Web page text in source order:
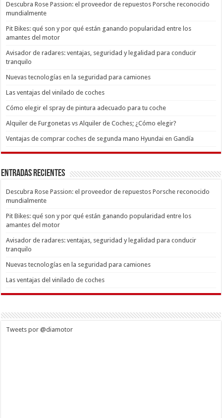
Descubra Rose Passion: el proveedor de repuestos Porsche reconocido
mundialmente
Pit Bikes: qué son y por qué están ganando popularidad entre los
amantes del motor
Avisador de radares: ventajas, seguridad y legalidad para conducir
tranquilo
Nuevas tecnologías en la seguridad para camiones
Las ventajas del vinilado de coches
Cómo elegir el spray de pintura adecuado para tu coche
Alquiler de Furgonetas vs Alquiler de Coches; ¿Cómo elegir?
Ventajas de comprar coches de segunda mano Hyundai en Gandía
Entradas recientes
Descubra Rose Passion: el proveedor de repuestos Porsche reconocido
mundialmente
Pit Bikes: qué son y por qué están ganando popularidad entre los
amantes del motor
Avisador de radares: ventajas, seguridad y legalidad para conducir
tranquilo
Nuevas tecnologías en la seguridad para camiones
Las ventajas del vinilado de coches
Tweets por @diamotor